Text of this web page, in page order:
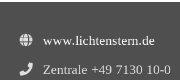
www.lichtenstern.de
Zentrale +49 7130 10-0